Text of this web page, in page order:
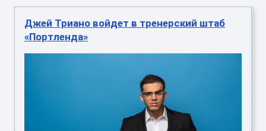
Джей Триано войдет в тренерский штаб
«Портленда»